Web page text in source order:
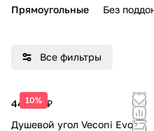
Прямоугольные Без
Все фильтры
10%
44 305 ₽
Душевой угол Veconi Evo